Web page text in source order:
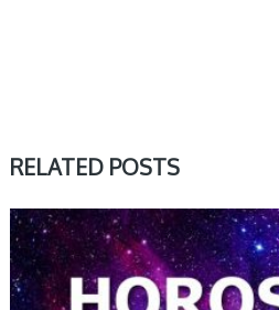
RELATED POSTS
DZIENNY